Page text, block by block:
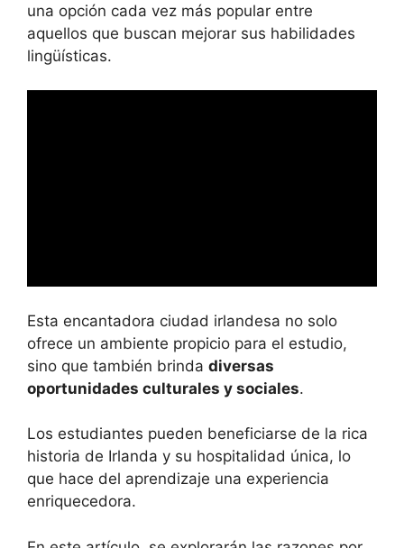
una opción cada vez más popular entre
aquellos que buscan mejorar sus habilidades
lingüísticas.
Esta encantadora ciudad irlandesa no solo
ofrece un ambiente propicio para el estudio,
sino que también brinda diversas
oportunidades culturales y sociales.
Los estudiantes pueden beneficiarse de la rica
historia de Irlanda y su hospitalidad única, lo
que hace del aprendizaje una experiencia
enriquecedora.